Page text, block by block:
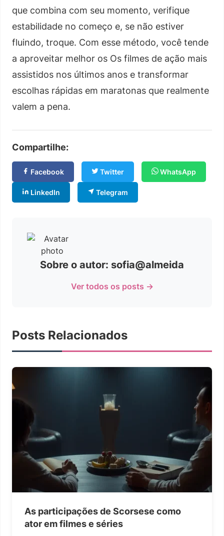
que combina com seu momento, verifique
estabilidade no começo e, se não estiver
fluindo, troque. Com esse método, você tende
a aproveitar melhor os Os filmes de ação mais
assistidos nos últimos anos e transformar
escolhas rápidas em maratonas que realmente
valem a pena.
Compartilhe:
Facebook Twitter WhatsApp
LinkedIn Telegram
Sobre o autor: sofia@almeida
Ver todos os posts →
Posts Relacionados
As participações de Scorsese como
ator em filmes e séries